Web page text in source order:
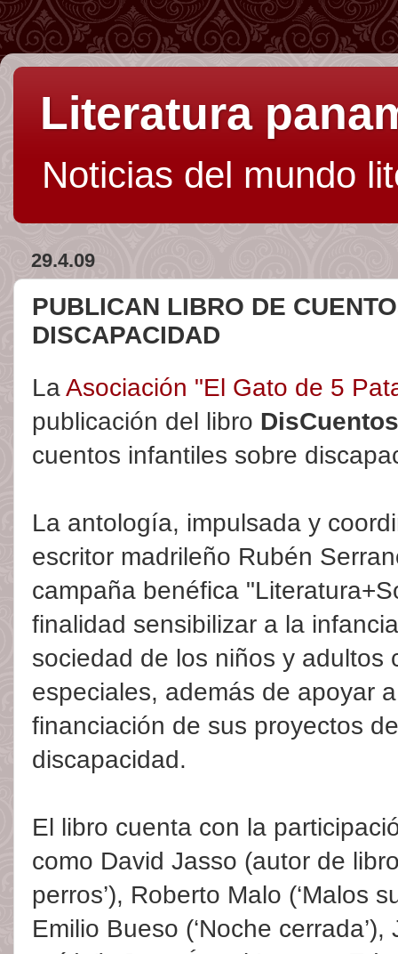
Literatura
Noticias del mundo
29.4.09
PUBLICAN LIBRO DE
DISCAPACIDAD
LaAsociación "El Gato de 5
publicación del libro DisCuentos
cuentos infantiles sobre
La antología, impulsada y
escritor madrileño Rubén
campaña benéfica
finalidad sensibilizar a la
sociedad de los niños y adultos
especiales, además de apoyar
financiación de sus proyectos
discapacidad.
El libro cuenta con la
como David Jasso (autor de
perros’), Roberto Malo (‘Malos
Emilio Bueso (‘Noche